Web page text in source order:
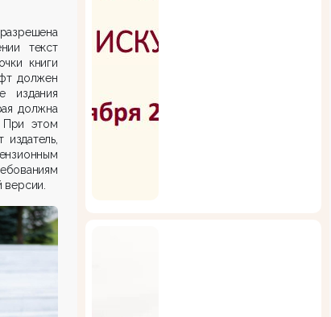
текст
книги
должен
издания
должна
При этом
версии.